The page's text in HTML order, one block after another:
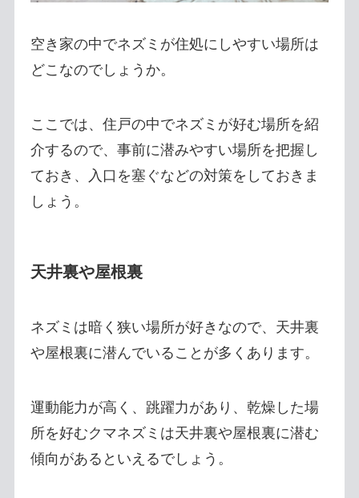
空き家の中でネズミが住処にしやすい場所は
どこなのでしょうか。
ここでは、住戸の中でネズミが好む場所を紹
介するので、事前に潜みやすい場所を把握し
ておき、入口を塞ぐなどの対策をしておきま
しょう。
天井裏や屋根裏
ネズミは暗く狭い場所が好きなので、天井裏
や屋根裏に潜んでいることが多くあります。
運動能力が高く、跳躍力があり、乾燥した場
所を好むクマネズミは天井裏や屋根裏に潜む
傾向があるといえるでしょう。